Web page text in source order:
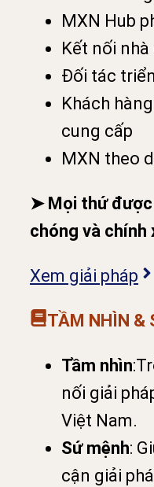
MXN Hub
Kết nối
Đối tác
Khách
cung cấp
MXN theo
➤ Mọi thứ
chóng và chính
Xem giải pháp
TẦM NHÌN &
Tầm nhìn
nối giải
Việt Nam.
Sứ mệnh:
cận giải